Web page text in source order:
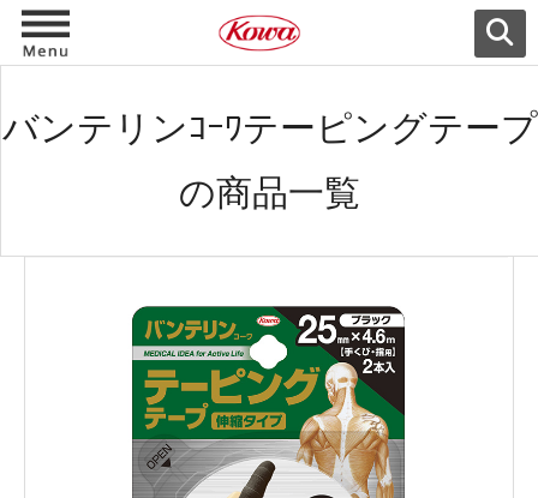
バンテリンｺｰﾜテーピングテープ
の商品一覧